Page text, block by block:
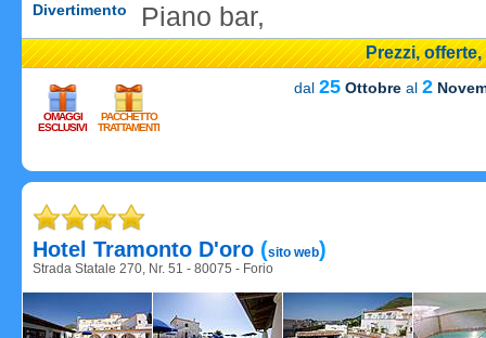
Divertimento Piano bar,
Prezzi,
OMAGGI
ESCLUSIVI
PACCHETTO
TRATTAMENTI
dal 25 Ottobre al 2
Hotel Tramonto D'oro (sito web)
Strada Statale 270, Nr. 51 - 80075 - Forio